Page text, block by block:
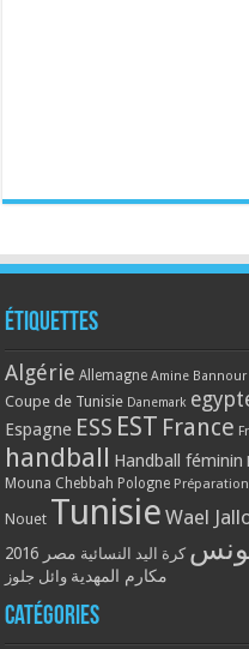
Étiquettes
Algérie Allemagne Amine Bannour
Coupe de Tunisie Danemark
Espagne ESS EST France
handball Handball féminin
Mouna Chebbah Pologne Préparation
Nouet Tunisie Wael
كرة اليد النسائية مصر 2016
مكارم المهدية وائل جلوز
Catégories